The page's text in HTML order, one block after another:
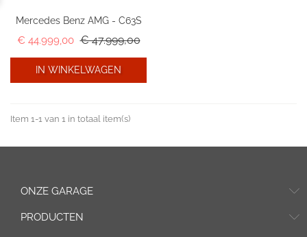
Mercedes Benz AMG - C63S
€ 44.999,00 Normale prijs
€ 47.999,00Prijs
IN WINKELWAGEN
Item 1-1 van 1 in totaal item(s)
ONZE GARAGE
PRODUCTEN